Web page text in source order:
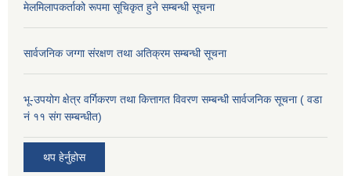
मेलमिलापकर्ताको रूपमा सूचिकृत हुने सम्बन्धी सूचना
सार्वजनिक जग्गा संरक्षण तथा अतिक्रम सम्बन्धी सूचना
भू-उपयोग क्षेत्र वर्गिकरण तथा कित्तागत विवरण सम्बन्धी सार्वजनिक सूचना ( वडा
नं ११ संग सम्बन्धीत)
थप हेर्नुहोस